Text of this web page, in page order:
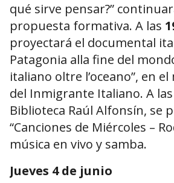
qué sirve pensar?”
propuesta formativa. A las
proyectará el documental
Patagonia alla fine del
italiano oltre l’oceano”, en
del Inmigrante Italiano. A las
Biblioteca Raúl Alfonsín, se
“Canciones de Miércoles –
música en vivo y samba.
Jueves 4 de junio